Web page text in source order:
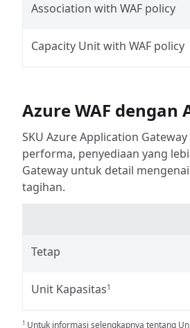
Association with WAF policy
Capacity Unit with WAF policy
Azure WAF dengan
SKU Azure Application
performa, penyediaan yang
Gateway untuk detail
tagihan.
Tetap
Unit Kapasitas1
1 Untuk informasi selengkapnya tentang